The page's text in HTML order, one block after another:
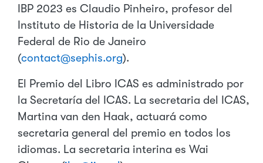
IBP 2023 es Claudio Pinheiro, profesor del
Instituto de Historia de la Universidade
Federal de Rio de Janeiro
(contact@sephis.org).
El Premio del Libro ICAS es administrado por
la Secretaría del ICAS. La secretaria del ICAS,
Martina van den Haak, actuará como
secretaria general del premio en todos los
idiomas. La secretaria interina es Wai